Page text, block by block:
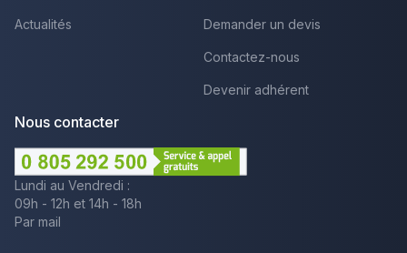
Actualités Demander un devis
Contactez-nous
Devenir adhérent
Nous contacter
Lundi au Vendredi :
09h - 12h et 14h - 18h
Par mail